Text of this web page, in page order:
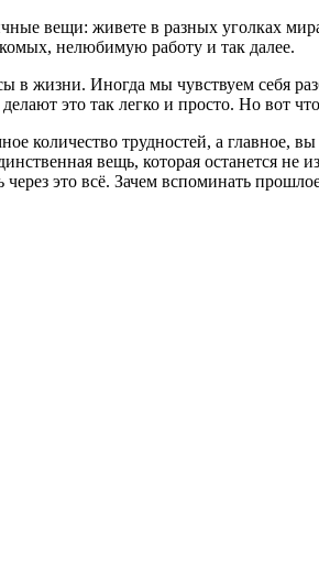
вещи: живете в разных уголках
нелюбимую работу и так далее.
в жизни. Иногда мы чувствуем себя
это так легко и просто. Но вот что
количество трудностей, а главное,
вещь, которая останется не
это всё. Зачем вспоминать